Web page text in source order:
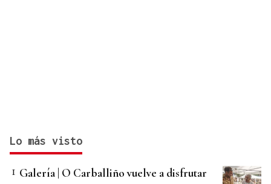
Lo más visto
Galería | O Carballiño vuelve a disfrutar